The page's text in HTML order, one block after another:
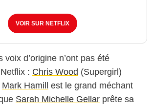
VOIR SUR NETFLIX
voix d’origine n’ont pas été
: Chris Wood (Supergirl)
Mark Hamill est le grand méchant
Sarah Michelle Gellar prête sa